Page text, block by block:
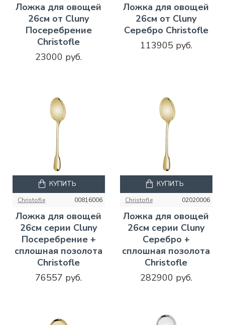
Ложка для овощей
26см от Cluny
Посеребрение
Christofle
23000 руб.
Ложка для овощей
26см от Cluny
Серебро Christofle
113905 руб.
Christofle 00816006
Ложка для овощей
26см серии Cluny
Посеребрение +
сплошная позолота
Christofle
76557 руб.
КУПИТЬ
Christofle 02020006
Ложка для овощей
26см серии Cluny
Серебро +
сплошная позолота
Christofle
282900 руб.
КУПИТЬ